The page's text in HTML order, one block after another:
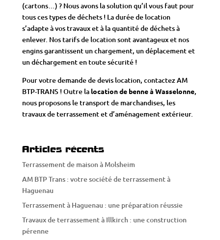
(cartons…) ? Nous avons la solution qu’il vous faut pour
tous ces types de déchets ! La durée de location
s’adapte à vos travaux et à la quantité de déchets à
enlever. Nos tarifs de location sont avantageux et nos
engins garantissent un chargement, un déplacement et
un déchargement en toute sécurité !
Pour votre demande dedevis location, contactez AM
BTP-TRANS ! Outre la location de benne à Wasselonne,
nous proposons le transport de marchandises, les
travaux de terrassementet d’aménagement extérieur.
Articles récents
Terrassement de maison à Molsheim
AM BTP Trans : votre société de terrassement à
Haguenau
Terrassement à Haguenau : une préparation réussie
Travaux de terrassement à Illkirch : une construction
pérenne